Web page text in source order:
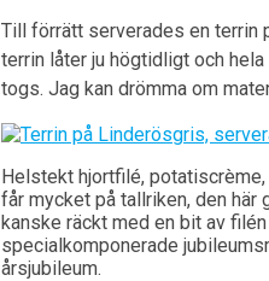
Till förrätt serverades en terrin
terrin låter ju högtidligt och
togs. Jag kan drömma om
Helstekt hjortfilé,
får mycket på tallriken, den här
kanske räckt med en bit av
specialkomponerade
årsjubileum.